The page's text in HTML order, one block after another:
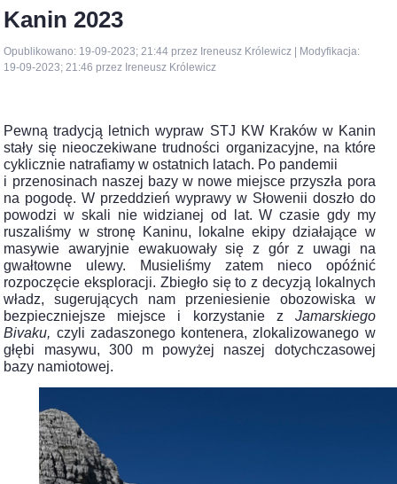
Kanin 2023
Opublikowano: 19-09-2023; 21:44 przez Ireneusz Królewicz | Modyfikacja:
19-09-2023; 21:46 przez Ireneusz Królewicz
Pewną tradycją letnich wypraw STJ KW Kraków w Kanin
stały się nieoczekiwane trudności organizacyjne, na które
cyklicznie natrafiamy w ostatnich latach. Po pandemii
i przenosinach naszej bazy w nowe miejsce przyszła pora
na pogodę. W przeddzień wyprawy w Słowenii doszło do
powodzi w skali nie widzianej od lat. W czasie gdy my
ruszaliśmy w stronę Kaninu, lokalne ekipy działające w
masywie awaryjnie ewakuowały się z gór z uwagi na
gwałtowne ulewy. Musieliśmy zatem nieco opóźnić
rozpoczęcie eksploracji. Zbiegło się to z decyzją lokalnych
władz, sugerujących nam przeniesienie obozowiska w
bezpieczniejsze miejsce i korzystanie z Jamarskiego
Bivaku, czyli zadaszonego kontenera, zlokalizowanego w
głębi masywu, 300 m powyżej naszej dotychczasowej
bazy namiotowej.